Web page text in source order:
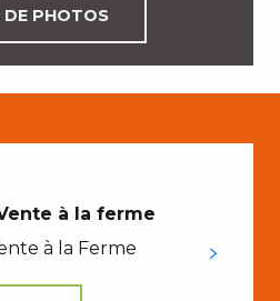
DE PHOTOS
à la ferme
à la Ferme